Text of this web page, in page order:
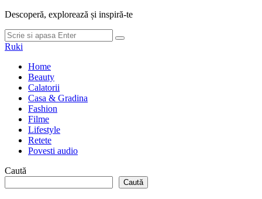
Descoperă, explorează și inspiră-te
Cauta
dupa:
Cauta
Ruki
Home
Beauty
Calatorii
Casa & Gradina
Fashion
Filme
Lifestyle
Retete
Povesti audio
Caută
Caută